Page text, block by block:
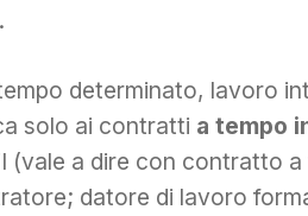
determinato, lavoro
solo ai contratti a tempo
(vale a dire con contratto
datore di lavoro